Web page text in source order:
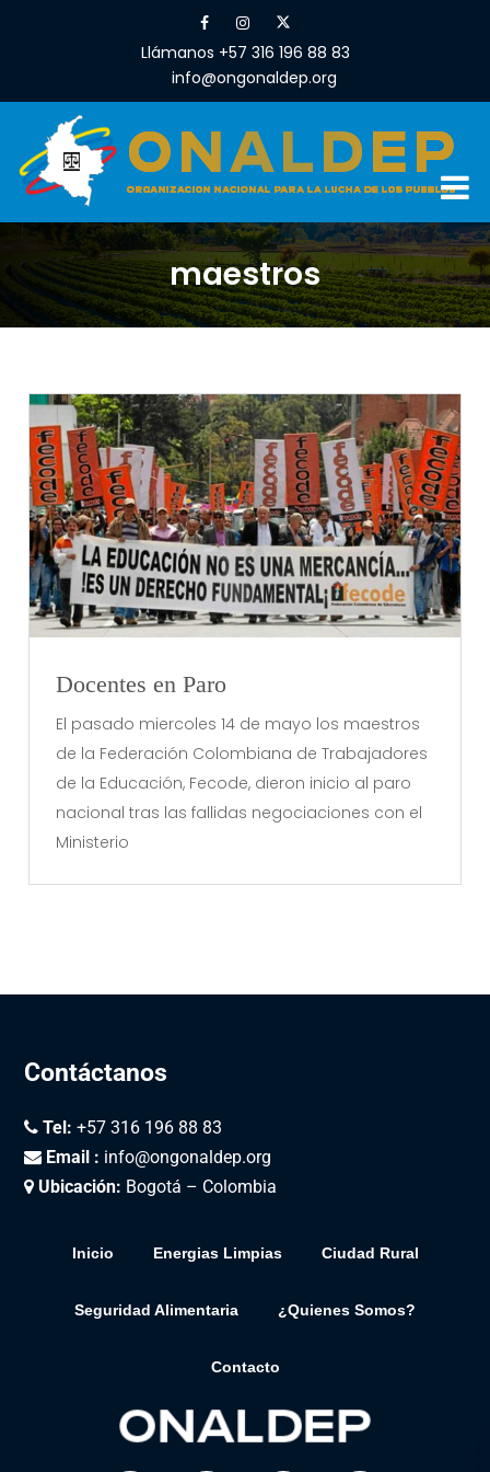
Llámanos +57 316 196 88 83
info@ongonaldep.org
maestros
Docentes en Paro
El pasado miercoles 14 de mayo los maestros
de la Federación Colombiana de Trabajadores
de la Educación, Fecode, dieron inicio al paro
nacional tras las fallidas negociaciones con el
Ministerio
Contáctanos
Tel: +57 316 196 88 83
Email : info@ongonaldep.org
Ubicación: Bogotá – Colombia
Inicio Energias Limpias Ciudad Rural
Seguridad Alimentaria ¿Quienes Somos?
Contacto